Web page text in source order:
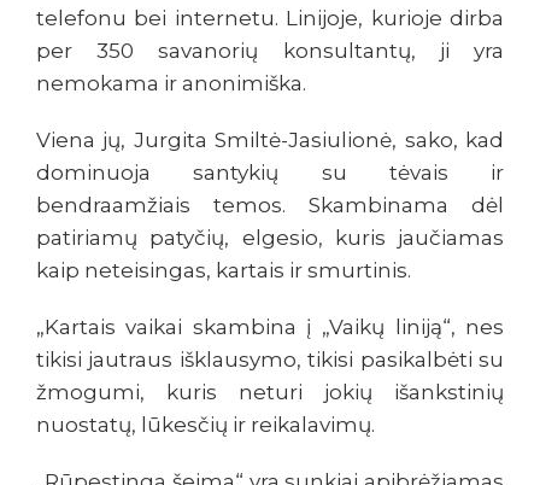
telefonu bei internetu. Linijoje, kurioje dirba
per 350 savanorių konsultantų, ji yra
nemokama ir anonimiška.
Viena jų, Jurgita Smiltė-Jasiulionė, sako, kad
dominuoja santykių su tėvais ir
bendraamžiais temos. Skambinama dėl
patiriamų patyčių, elgesio, kuris jaučiamas
kaip neteisingas, kartais ir smurtinis.
„Kartais vaikai skambina į „Vaikų liniją“, nes
tikisi jautraus išklausymo, tikisi pasikalbėti su
žmogumi, kuris neturi jokių išankstinių
nuostatų, lūkesčių ir reikalavimų.